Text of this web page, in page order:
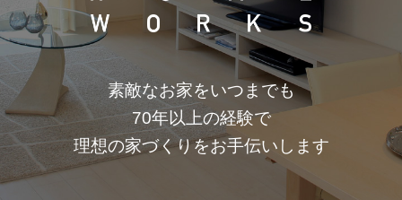
素敵なお家をいつまでも
70年以上の経験で
理想の家づくりをお手伝いします